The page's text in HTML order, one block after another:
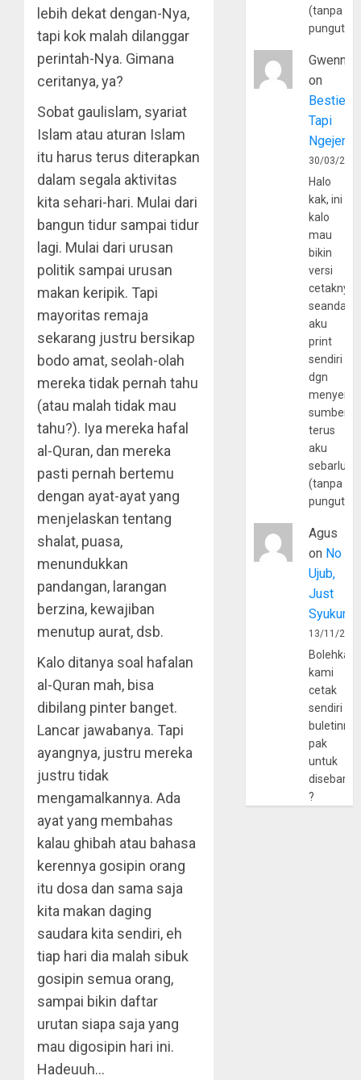
lebih dekat dengan-Nya,
tapi kok malah dilanggar
perintah-Nya. Gimana
ceritanya, ya?
Sobat gaulislam, syariat
Islam atau aturan Islam
itu harus terus diterapkan
dalam segala aktivitas
kita sehari-hari. Mulai dari
bangun tidur sampai tidur
lagi. Mulai dari urusan
politik sampai urusan
makan keripik. Tapi
mayoritas remaja
sekarang justru bersikap
bodo amat, seolah-olah
mereka tidak pernah tahu
(atau malah tidak mau
tahu?). Iya mereka hafal
al-Quran, dan mereka
pasti pernah bertemu
dengan ayat-ayat yang
menjelaskan tentang
shalat, puasa,
menundukkan
pandangan, larangan
berzina, kewajiban
menutup aurat, dsb.
Kalo ditanya soal hafalan
al-Quran mah, bisa
dibilang pinter banget.
Lancar jawabanya. Tapi
ayangnya, justru mereka
justru tidak
mengamalkannya. Ada
ayat yang membahas
kalau ghibah atau bahasa
kerennya gosipin orang
itu dosa dan sama saja
kita makan daging
saudara kita sendiri, eh
tiap hari dia malah sibuk
gosipin semua orang,
sampai bikin daftar
urutan siapa saja yang
mau digosipin hari ini.
Hadeuuh…
(tanpa
Gwenny
on
Bestie
Tapi
30/03/
Halo
kak, ini
kalo
mau
bikin
versi
cetaknya
aku
print
sendiri
dgn
sumber
terus
aku
(tanpa
Agus
on No
Ujub,
Just
Syukur
13/11/
Bolehkah
kami
cetak
sendiri
pak
untuk
?